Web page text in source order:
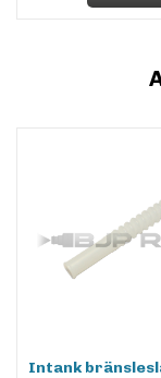
Intank